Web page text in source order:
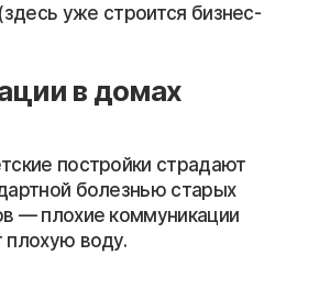
уже строится бизнес-
в домах
постройки страдают
болезнью старых
— плохие коммуникации
плохую воду.